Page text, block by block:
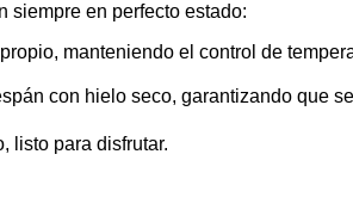
siempre en perfecto estado:
manteniendo el control de
con hielo seco, garantizando que
listo para disfrutar.